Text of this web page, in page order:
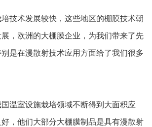
技术发展较快，这些地区的棚膜技术朝
，欧洲的大棚膜企业，为我们带来了先
是在漫散射技术应用方面给了我们很多
温室设施栽培领域不断得到大面积应
，他们大部分大棚膜制品是具有漫散射